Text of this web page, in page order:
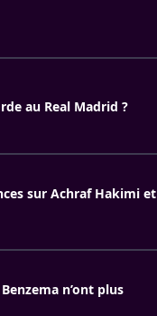
au Real Madrid ?
sur Achraf Hakimi et
n’ont plus